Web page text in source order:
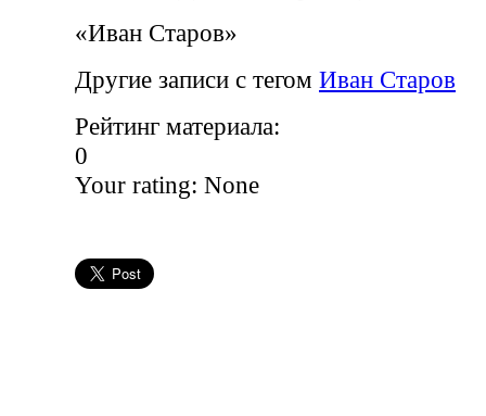
«Иван Старов»
Другие записи с тегом Иван Старов
Рейтинг материала:
0
Your rating: None